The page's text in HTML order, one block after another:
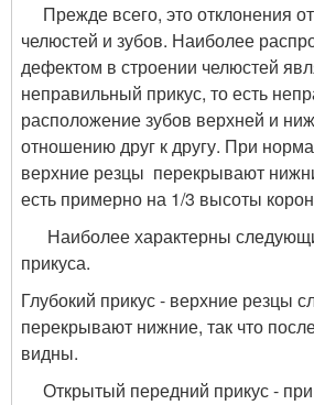
Прежде всего, это отклонения
челюстей и зубов. Наиболее
дефектом в строении челюстей
неправильный прикус, то есть
расположение зубов верхней и
отношению друг к другу. При
верхние резцы перекрывают
есть примерно на 1/3 высоты
Наиболее характерны
прикуса.
Глубокий прикус - верхние резцы
перекрывают нижние, так что
видны.
Открытый передний прикус -